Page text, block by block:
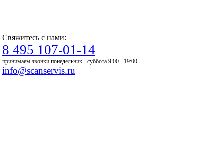
Свяжитесь с нами:
8 495 107-01-14
принимаем звонки понедельник - суббота 9:00 - 19:00
info@scanservis.ru